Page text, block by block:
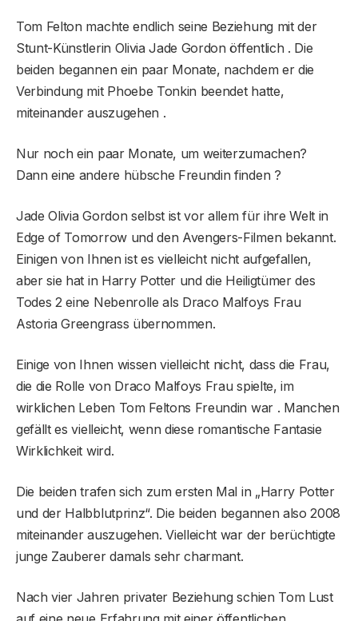
Tom Felton machte endlich seine Beziehung mit der
Stunt-Künstlerin Olivia Jade Gordon öffentlich . Die
beiden begannen ein paar Monate, nachdem er die
Verbindung mit Phoebe Tonkin beendet hatte,
miteinander auszugehen .
Nur noch ein paar Monate, um weiterzumachen?
Dann eine andere hübsche Freundin finden ?
Jade Olivia Gordon selbst ist vor allem für ihre Welt in
Edge of Tomorrow und den Avengers-Filmen bekannt.
Einigen von Ihnen ist es vielleicht nicht aufgefallen,
aber sie hat in Harry Potter und die Heiligtümer des
Todes 2 eine Nebenrolle als Draco Malfoys Frau
Astoria Greengrass übernommen.
Einige von Ihnen wissen vielleicht nicht, dass die Frau,
die die Rolle von Draco Malfoys Frau spielte, im
wirklichen Leben Tom Feltons Freundin war . Manchen
gefällt es vielleicht, wenn diese romantische Fantasie
Wirklichkeit wird.
Die beiden trafen sich zum ersten Mal in „Harry Potter
und der Halbblutprinz“. Die beiden begannen also 2008
miteinander auszugehen. Vielleicht war der berüchtigte
junge Zauberer damals sehr charmant.
Nach vier Jahren privater Beziehung schien Tom Lust